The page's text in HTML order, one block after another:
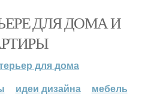
ДЛЯ ДОМА И
для дома
идеи дизайна мебель